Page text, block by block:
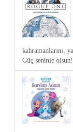
kahramanlarını,
Güç seninle